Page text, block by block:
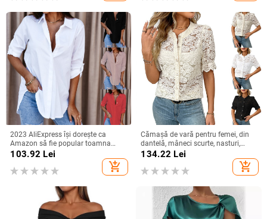
2023 AliExpress își dorește ca
Amazon să fie popular toamna
anului 2023, cămașă simplă cu
mânecă lungă și decolteu în V
pentru femei, cămașă pentru femei
103.92 Lei
add_shopping_cart
Cămașă de vară pentru femei, din
dantelă, mâneci scurte, nasturi,
imprimeu floral, croială lejeră, guler
rotund, din bumbac-poliester
134.22 Lei
add_shopping_cart